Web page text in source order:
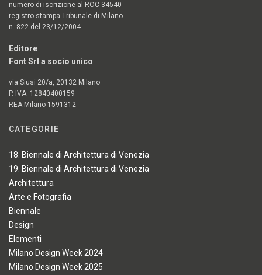
numero di iscrizione al ROC 34540
registro stampa Tribunale di Milano
n. 822 del 23/12/2004
Editore
Font Srl a socio unico
via Siusi 20/a, 20132 Milano
P. IVA: 12840400159
REA Milano 1591312
CATEGORIE
18. Biennale di Architettura di Venezia
19. Biennale di Architettura di Venezia
Architettura
Arte e Fotografia
Biennale
Design
Elementi
Milano Design Week 2024
Milano Design Week 2025